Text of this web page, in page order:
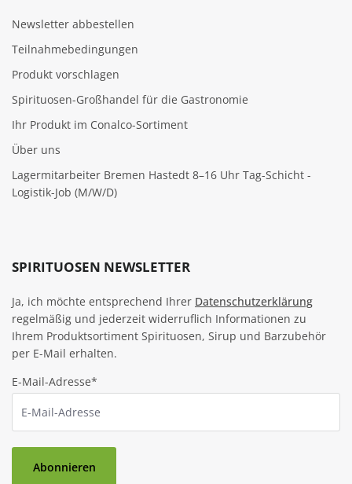
Newsletter abbestellen
Teilnahmebedingungen
Produkt vorschlagen
Spirituosen-Großhandel für die Gastronomie
Ihr Produkt im Conalco-Sortiment
Über uns
Lagermitarbeiter Bremen Hastedt 8–16 Uhr Tag-Schicht -
Logistik-Job (M/W/D)
SPIRITUOSEN NEWSLETTER
Ja, ich möchte entsprechend Ihrer Datenschutzerklärung
regelmäßig und jederzeit widerruflich Informationen zu
Ihrem Produktsortiment Spirituosen, Sirup und Barzubehör
per E-Mail erhalten.
E-Mail-Adresse*
Abonnieren